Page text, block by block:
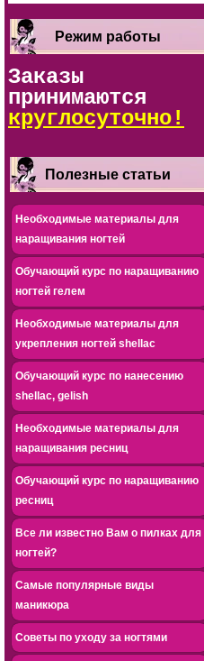
Режим работы
Заказы
принимаются
круглосуточно!
Полезные статьи
Необходимые материалы для
наращивания ногтей
Обучающий курс по наращиванию
ногтей гелем
Необходимые материалы для
укрепления ногтей shellac
Обучающий курс по нанесению
shellac, gelish
Необходимые материалы для
наращивания ресниц
Обучающий курс по наращиванию
ресниц
Все ли известно Вам о пилках для
ногтей?
Самые популярные виды
маникюра
Советы по уходу за ногтями